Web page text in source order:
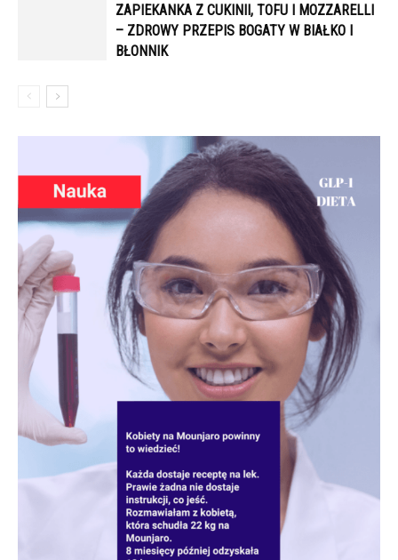
ZAPIEKANKA Z CUKINII, TOFU I MOZZARELLI
– ZDROWY PRZEPIS BOGATY W BIAŁKO I
BŁONNIK